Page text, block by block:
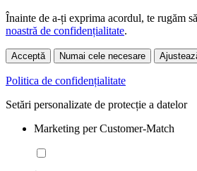
Înainte de a-ți exprima acordul, te rugăm
noastră de confidențialitate.
Acceptă Numai cele necesare
Politica de confidențialitate
Setări personalizate de protecție a datelor
Marketing per Customer-Match